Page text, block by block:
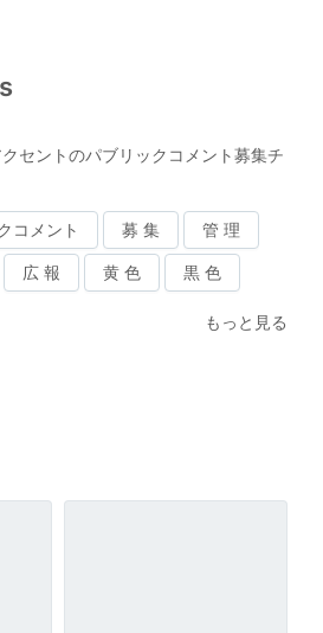
セントのパブリックコメント募集チ
コメント 募 集 管 理
広 報 黄 色 黒 色
もっと見る